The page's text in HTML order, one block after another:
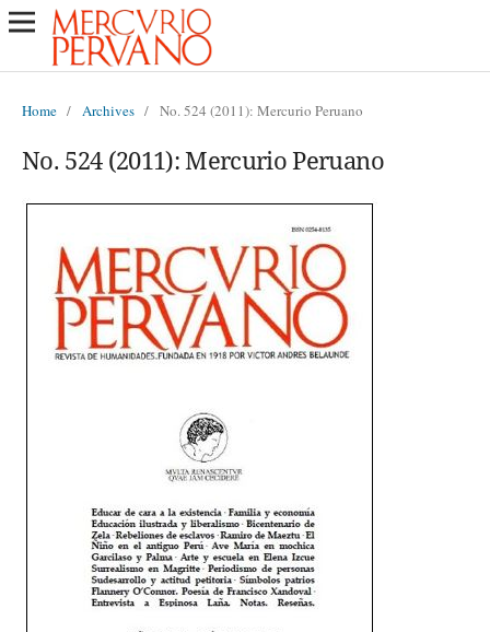
Home / Archives / No. 524 (2011): Mercurio Peruano
No. 524 (2011): Mercurio Peruano